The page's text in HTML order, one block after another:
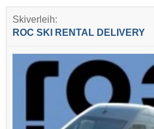
Skiverleih:
ROC SKI RENTAL DELIVERY